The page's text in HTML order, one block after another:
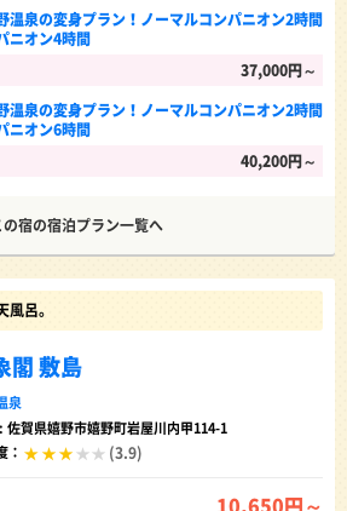
温泉の変身プラン！ノーマルコンパニオン2時間
ニオン4時間
37,000円～
温泉の変身プラン！ノーマルコンパニオン2時間
ニオン6時間
40,200円～
の宿の宿泊プラン一覧へ
呂。
閣 敷島
泉
佐賀県嬉野市嬉野町岩屋川内甲114-1
：
(3.9)
10,650円～